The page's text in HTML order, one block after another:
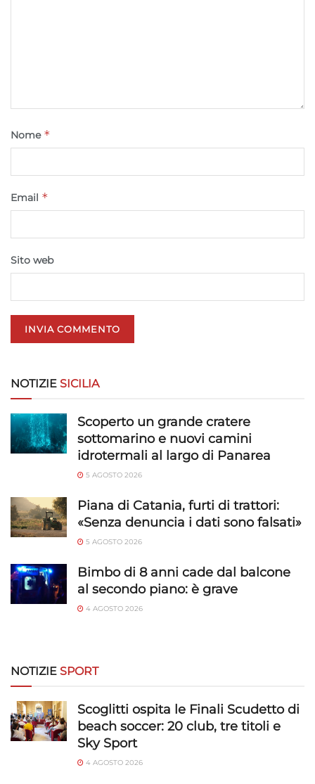
privacy.
Nome *
Email *
Sito web
NOTIZIE SICILIA
Scoperto un grande cratere
sottomarino e nuovi camini
idrotermali al largo di Panarea
5 AGOSTO 2026
Piana di Catania, furti di trattori:
«Senza denuncia i dati sono falsati»
5 AGOSTO 2026
Bimbo di 8 anni cade dal balcone
al secondo piano: è grave
4 AGOSTO 2026
NOTIZIE SPORT
Scoglitti ospita le Finali Scudetto di
beach soccer: 20 club, tre titoli e
Sky Sport
4 AGOSTO 2026